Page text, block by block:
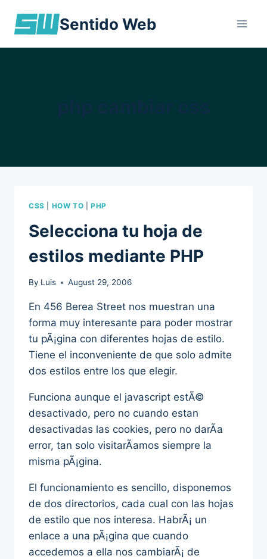
Sentido Web
CSS HOW TO PHP
Selecciona tu hoja de
estilos mediante PHP
By Luis August 29, 2006
En 456 Berea Street nos muestran una
forma muy interesante para poder mostrar
tu pÃ¡gina con diferentes hojas de estilo.
Tiene el inconveniente de que solo admite
dos estilos entre los que elegir.
Funciona aunque el javascript estÃ©
desactivado, pero no cuando estan
desactivadas las cookies, pero no darÃ­a
error, tan solo visitarÃ­amos siempre la
misma pÃ¡gina.
El funcionamiento es sencillo, disponemos
de dos directorios, cada cual con las hojas
de estilo que nos interesa. HabrÃ¡ un
enlace a una pÃ¡gina que cuando
accedemos a ella nos cambiarÃ¡ de